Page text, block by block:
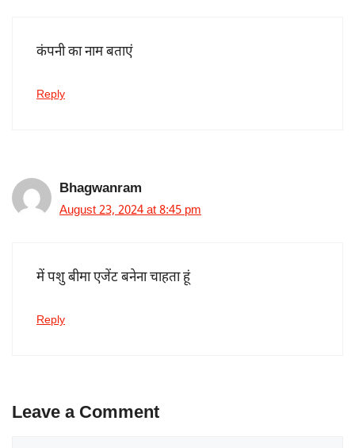
कंपनी का नाम बताएं
Reply
Bhagwanram
August 23, 2024 at 8:45 pm
में पशु बीमा एजेंट बनेना चाहता हूं
Reply
Leave a Comment